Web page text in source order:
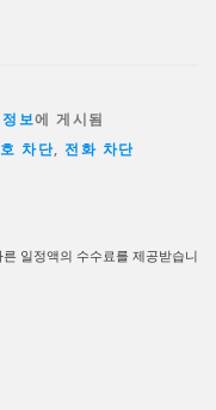
보에 게시됨
차단, 전화 차단
일정액의 수수료를 제공받습니